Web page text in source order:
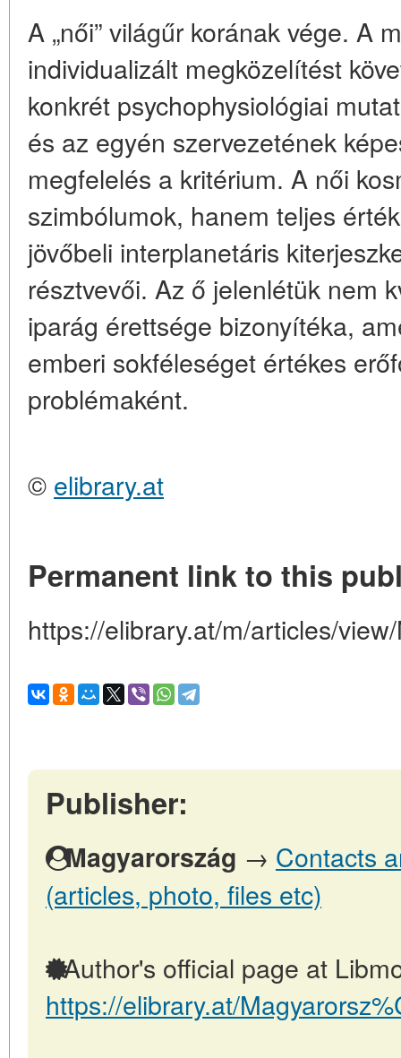
A „női” világűr korának vége. A
individualizált megközelítést
konkrét psychophysiológiai
és az egyén szervezetének
megfelelés a kritérium. A női
szimbólumok, hanem teljes
jövőbeli interplanetáris
résztvevői. Az ő jelenlétük nem
iparág érettsége bizonyítéka,
emberi sokféleséget értékes
problémaként.
© elibrary.at
Permanent link to this
https://elibrary.at/m/articles/
Publisher:
Magyarország → Contacts
(articles, photo, files etc)
Author's official page at
https://elibrary.at/